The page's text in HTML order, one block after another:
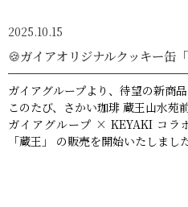
ア -
GAIA
Corporation
-
2025.10.15
🍪ガイアオリジナルクッキー缶
ガイアグループより、待望の新商品
このたび、さかい珈琲 蔵王山水苑
ガイアグループ × KEYAKI コラ
「蔵王」 の販売を開始いたしました